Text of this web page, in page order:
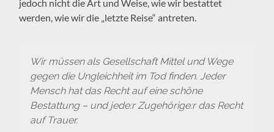
jedoch nicht die Art und Weise, wie wir bestattet
werden, wie wir die „letzte Reise“ antreten.
Wir müssen als Gesellschaft Mittel und Wege
gegen die Ungleichheit im Tod finden. Jeder
Mensch hat das Recht auf eine schöne
Bestattung – und jede:r Zugehörige:r das Recht
auf Trauer.